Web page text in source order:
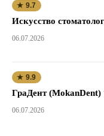
★ 9.7
Искусство
06.07.2026
★ 9.9
ГраДент
06.07.2026